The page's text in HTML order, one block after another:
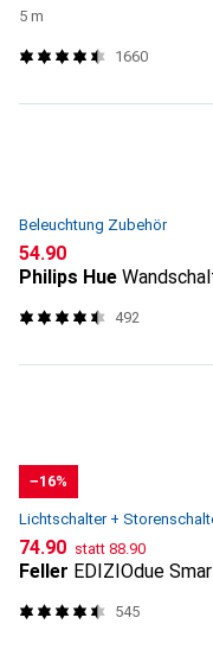
5 m
1660
Beleuchtung Zubehör
CHF
54.90
Philips Hue
492
−16%
Lichtschalter +
CHF
74.90 statt CHF
88.90
Feller EDIZIOdue
545